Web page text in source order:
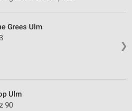
❯
Grees Ulm
Ulm
90